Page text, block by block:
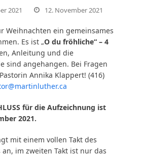
2021 12. November 2021
Weihnachten ein gemeinsames
Es ist „O du fröhliche“ – 4
Anleitung und die
sind angehangen. Bei Fragen
Annika Klappert! (416)
für die Aufzeichnung ist
2021.
mit einem vollen Takt des
im zweiten Takt ist nur das